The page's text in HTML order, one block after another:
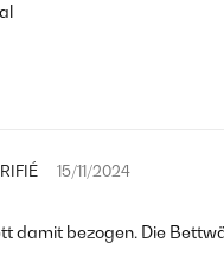
15/11/2024
damit bezogen. Die